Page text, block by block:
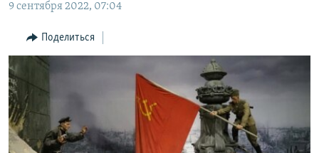
ТОҶИКӢ
TÜRKMENÇE
Все сайты РСЕ/РС
9 сентября 2022, 07:04
Поделиться